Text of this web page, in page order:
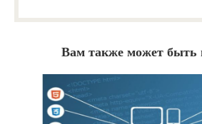
Вам также может быть